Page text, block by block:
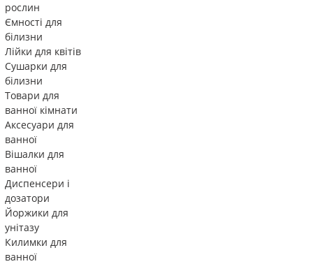
рослин
Ємності для
білизни
Лійки для квітів
Сушарки для
білизни
Товари для
ванної кімнати
Аксесуари для
ванної
Вішалки для
ванної
Диспенсери і
дозатори
Йоржики для
унітазу
Килимки для
ванної